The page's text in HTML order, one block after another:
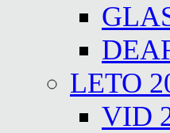
LETO
VID